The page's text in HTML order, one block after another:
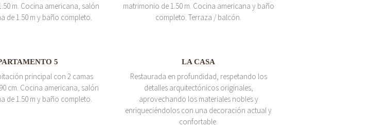
m. Cocina americana, salón
de 1.50 m y baño completo.
matrimonio de 1.50 m. Cocina americana y baño
completo. Terraza / balcón.
5
principal con 2 camas
cm. Cocina americana, salón
de 1.50 m y baño completo.
LA CASA
Restaurada en profundidad, respetando los
detalles arquitectónicos originales,
aprovechando los materiales nobles y
enriqueciéndolos con una decoración actual y
confortable.